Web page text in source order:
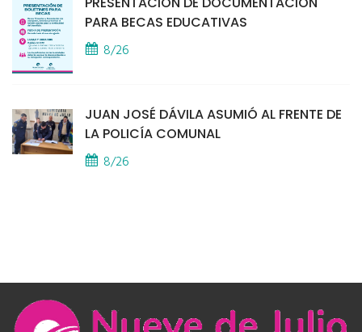
PARA BECAS EDUCATIVAS
8/26
JUAN JOSÉ DÁVILA ASUMIÓ AL FRENTE DE
LA POLICÍA COMUNAL
8/26